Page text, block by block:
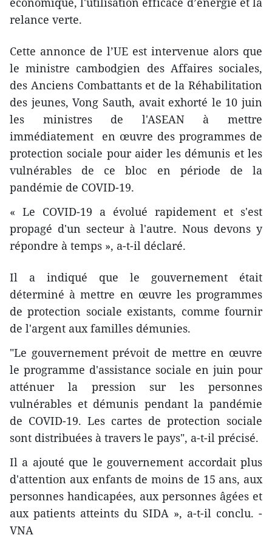
relance verte.
Cette annonce de l’UE est intervenue alors que
le ministre cambodgien des Affaires sociales,
des Anciens Combattants et de la Réhabilitation
des jeunes, Vong Sauth, avait exhorté le 10 juin
les ministres de l'ASEAN à mettre
immédiatement en œuvre des programmes de
protection sociale pour aider les démunis et les
vulnérables de ce bloc en période de la
pandémie de COVID-19.
« Le COVID-19 a évolué rapidement et s'est
propagé d'un secteur à l'autre. Nous devons y
répondre à temps », a-t-il déclaré.
Il a indiqué que le gouvernement était
déterminé à mettre en œuvre les programmes
de protection sociale existants, comme fournir
de l'argent aux familles démunies.
"Le gouvernement prévoit de mettre en œuvre
le programme d'assistance sociale en juin pour
atténuer la pression sur les personnes
vulnérables et démunis pendant la pandémie
de COVID-19. Les cartes de protection sociale
sont distribuées à travers le pays", a-t-il précisé.
Il a ajouté que le gouvernement accordait plus
d'attention aux enfants de moins de 15 ans, aux
personnes handicapées, aux personnes âgées et
aux patients atteints du SIDA », a-t-il conclu. -
VNA